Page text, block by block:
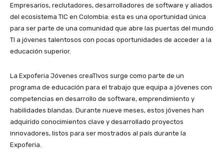
Empresarios, reclutadores, desarrolladores de software y aliados
del ecosistema TIC en Colombia: esta es una oportunidad única
para ser parte de una comunidad que abre las puertas del mundo
TI a jóvenes talentosos con pocas oportunidades de acceder a la
educación superior.
La Expoferia Jóvenes creaTIvos surge como parte de un
programa de educación para el trabajo que equipa a jóvenes con
competencias en desarrollo de software, emprendimiento y
habilidades blandas. Durante nueve meses, estos jóvenes han
adquirido conocimientos clave y desarrollado proyectos
innovadores, listos para ser mostrados al país durante la
Expoferia.